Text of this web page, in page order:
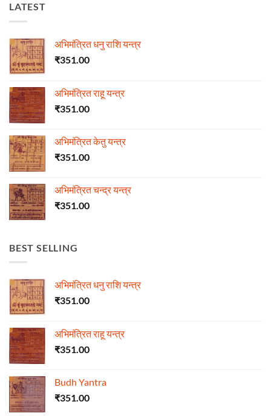
LATEST
अभिमंत्रित धनु राशि यन्त्र
₹351.00
अभिमंत्रित राहू यन्त्र
₹351.00
अभिमंत्रित केतु यन्त्र
₹351.00
अभिमंत्रित चन्द्र यन्त्र
₹351.00
BEST SELLING
अभिमंत्रित धनु राशि यन्त्र
₹351.00
अभिमंत्रित राहू यन्त्र
₹351.00
Budh Yantra
₹351.00